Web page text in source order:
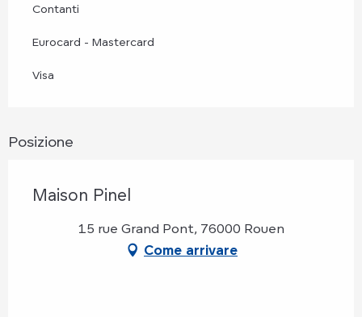
Contanti
Eurocard - Mastercard
Visa
Posizione
Maison Pinel
15 rue Grand Pont, 76000 Rouen
Come arrivare